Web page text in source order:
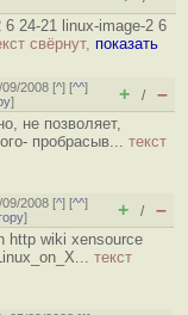
24-21 linux-image-2 6
свёрнут, показать
2008 [^] [^^]
] + / –
не позволяет,
пробрасыв... текст
2008 [^] [^^]
] + / –
http wiki xensource
текст